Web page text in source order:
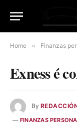
Home » Finanzas
Exness é
By
FINANZAS